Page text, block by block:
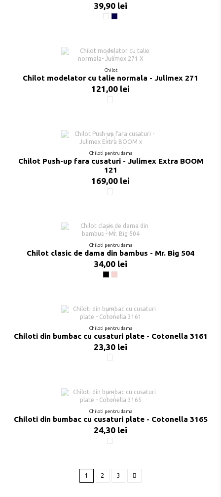
39,90 lei
AlbBleumarin
Chilot
Chilot modelator cu talie normala - Julimex 271
121,00 lei
Nude
Chiloti pentru dama
Chilot Push-up fara cusaturi - Julimex Extra BOOM
121
169,00 lei
Nude
Chiloti pentru dama
Chilot clasic de dama din bambus - Mr. Big 504
34,00 lei
NegruPoudre
Chiloti pentru dama
Chiloti din bumbac cu cusaturi plate - Cotonella 3161
23,30 lei
Alb
Chiloti pentru dama
Chiloti din bumbac cu cusaturi plate - Cotonella 3165
24,30 lei
Alb
1 2 3